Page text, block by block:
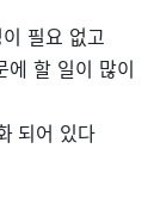
필요 없고
할 일이 많이
되어 있다